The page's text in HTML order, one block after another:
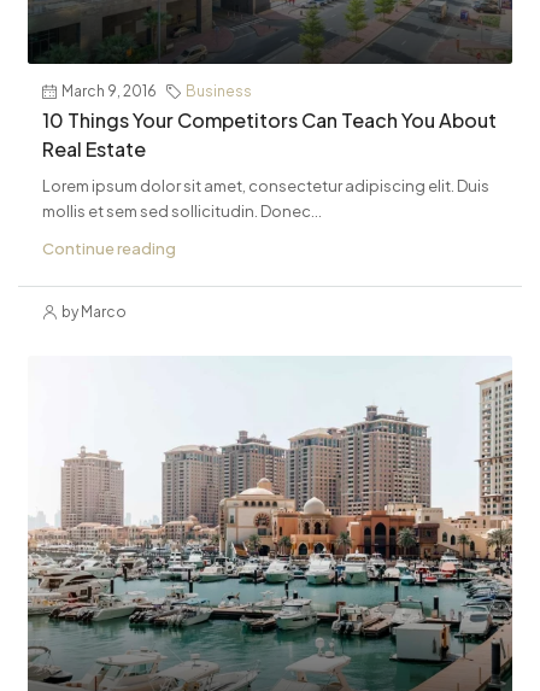
March 9, 2016 Business
10 Things Your Competitors Can Teach You About
Real Estate
Lorem ipsum dolor sit amet, consectetur adipiscing elit. Duis
mollis et sem sed sollicitudin. Donec...
Continue reading
by Marco